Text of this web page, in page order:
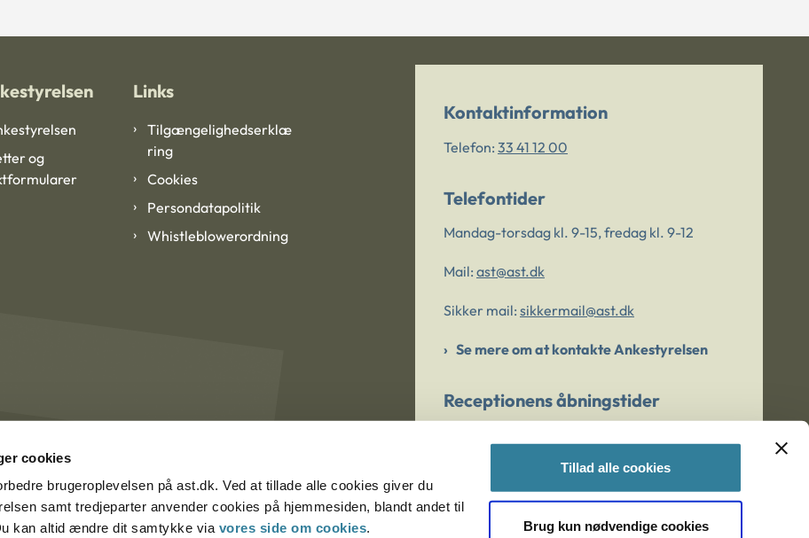
cookies
brugeroplevelsen på ast.dk. Ved at tillade alle cookies giver du
samt tredjeparter anvender cookies på hjemmesiden, blandt andet til
kan altid ændre dit samtykke via vores side om cookies.
Tillad alle cookies
Brug kun nødvendige cookies
og
Links
Tilgængelighedserklæ
ring
Cookies
Persondatapolitik
Whistleblowerordning
Kontaktinformation
Telefon: 33 41 12 00
Telefontider
Mandag-torsdag kl. 9-15, fredag kl. 9-12
Mail: ast@ast.dk
Sikker mail: sikkermail@ast.dk
Se mere om at kontakte Ankestyrelsen
Receptionens åbningstider
Er du bekymret for et barn/en ung?